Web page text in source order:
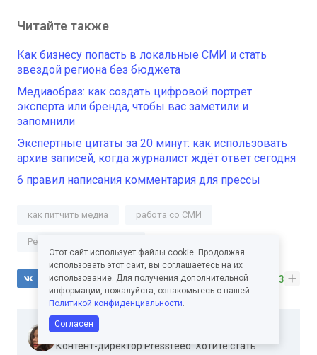
Читайте также
Как бизнесу попасть в локальные СМИ и стать
звездой региона без бюджета
Медиаобраз: как создать цифровой портрет
эксперта или бренда, чтобы вас заметили и
запомнили
Экспертные цитаты за 20 минут: как использовать
архив записей, когда журналист ждёт ответ сегодня
6 правил написания комментария для прессы
как питчить медиа работа со СМИ
Редакционный материал
3
Валерия Ферцер
Контент-директор Pressfeed. Хотите стать
Этот сайт использует файлы cookie. Продолжая
использовать этот сайт, вы соглашаетесь на их
использование. Для получения дополнительной
информации, пожалуйста, ознакомьтесь с нашей
Политикой конфиденциальности.
Согласен